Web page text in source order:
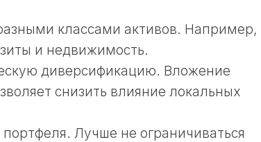
классами активов. Например,
и недвижимость.
диверсификацию. Вложение
снизить влияние локальных
Лучше не ограничиваться